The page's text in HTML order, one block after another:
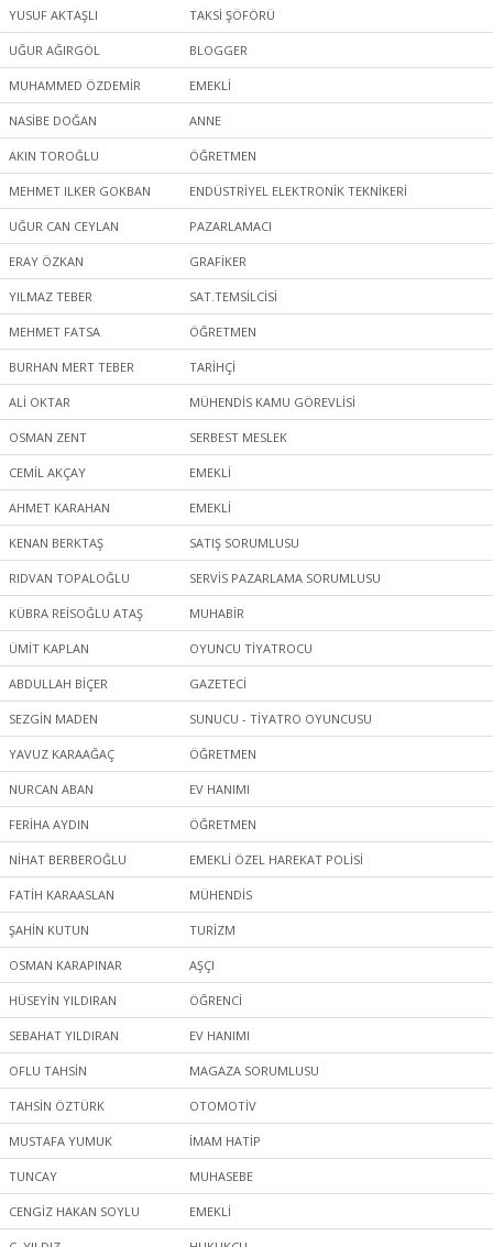
YUSUF AKTAŞLI TAKSİ ŞÖFÖRÜ
UĞUR AĞIRGÖL BLOGGER
MUHAMMED ÖZDEMİR EMEKLİ
NASİBE DOĞAN ANNE
AKIN TOROĞLU ÖĞRETMEN
MEHMET ILKER GOKBAN ENDÜSTRİYEL ELEKTRONİK TEKNİKERİ
UĞUR CAN CEYLAN PAZARLAMACI
ERAY ÖZKAN GRAFİKER
YILMAZ TEBER SAT.TEMSİLCİSİ
MEHMET FATSA ÖĞRETMEN
BURHAN MERT TEBER TARİHÇİ
ALİ OKTAR MÜHENDİS KAMU GÖREVLİSİ
OSMAN ZENT SERBEST MESLEK
CEMİL AKÇAY EMEKLİ
AHMET KARAHAN EMEKLİ
KENAN BERKTAŞ SATIŞ SORUMLUSU
RIDVAN TOPALOĞLU SERVİS PAZARLAMA SORUMLUSU
KÜBRA REİSOĞLU ATAŞ MUHABİR
ÜMİT KAPLAN OYUNCU TİYATROCU
ABDULLAH BİÇER GAZETECİ
SEZGİN MADEN SUNUCU - TİYATRO OYUNCUSU
YAVUZ KARAAĞAÇ ÖĞRETMEN
NURCAN ABAN EV HANIMI
FERİHA AYDIN ÖĞRETMEN
NİHAT BERBEROĞLU EMEKLİ ÖZEL HAREKAT POLİSİ
FATİH KARAASLAN MÜHENDİS
ŞAHİN KUTUN TURİZM
OSMAN KARAPINAR AŞÇI
HÜSEYİN YILDIRAN ÖĞRENCİ
SEBAHAT YILDIRAN EV HANIMI
OFLU TAHSİN MAGAZA SORUMLUSU
TAHSİN ÖZTÜRK OTOMOTİV
MUSTAFA YUMUK İMAM HATİP
TUNCAY MUHASEBE
CENGİZ HAKAN SOYLU EMEKLİ